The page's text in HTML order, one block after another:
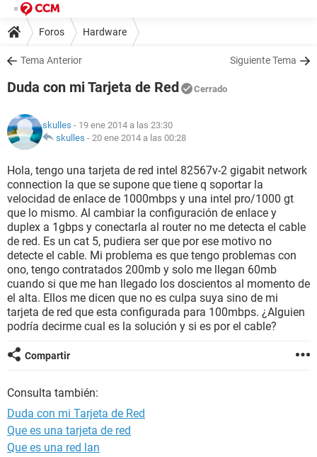
Foros Hardware
Tema Anterior Siguiente Tema
Duda con mi Tarjeta de Red Cerrado
skulles - 19 ene 2014 a las 23:30
skulles - 20 ene 2014 a las 00:28
Hola, tengo una tarjeta de red intel 82567v-2 gigabit network
connection la que se supone que tiene q soportar la
velocidad de enlace de 1000mbps y una intel pro/1000 gt
que lo mismo. Al cambiar la configuración de enlace y
duplex a 1gbps y conectarla al router no me detecta el cable
de red. Es un cat 5, pudiera ser que por ese motivo no
detecte el cable. Mi problema es que tengo problemas con
ono, tengo contratados 200mb y solo me llegan 60mb
cuando si que me han llegado los doscientos al momento de
el alta. Ellos me dicen que no es culpa suya sino de mi
tarjeta de red que esta configurada para 100mbps. ¿Alguien
podría decirme cual es la solución y si es por el cable?
Compartir
Consulta también:
Duda con mi Tarjeta de Red
Que es una tarjeta de red
Que es una red lan